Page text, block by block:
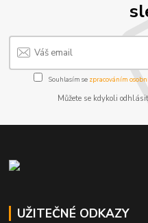
Souhlasím se zpracováním
Můžete se kdykoli
UŽITEČNÉ ODKAZY